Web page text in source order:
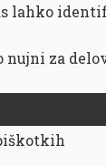
lahko
nujni za